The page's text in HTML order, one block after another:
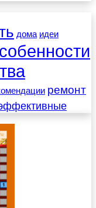
дома идеи
ремонт